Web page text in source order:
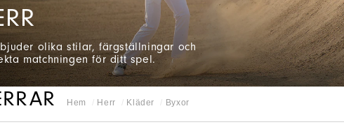
olika stilar, färgställningar och
matchningen för ditt spel.
Hem Herr Kläder Byxor